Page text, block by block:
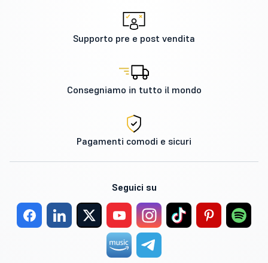
Supporto pre e post vendita
Consegniamo in tutto il mondo
Pagamenti comodi e sicuri
Seguici su